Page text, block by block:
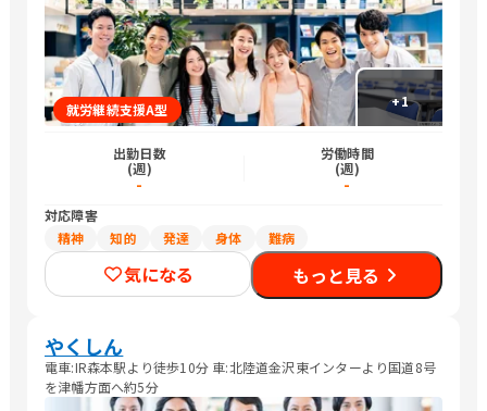
+1
就労継続支援A型
出勤日数
(週)
-
労働時間
(週)
-
対応障害
精神
知的 発達 身体 難病
気になる もっと見る
やくしん
電車:IR森本駅より徒歩10分 車:北陸道金沢東インターより国道8号
を津幡方面へ約5分